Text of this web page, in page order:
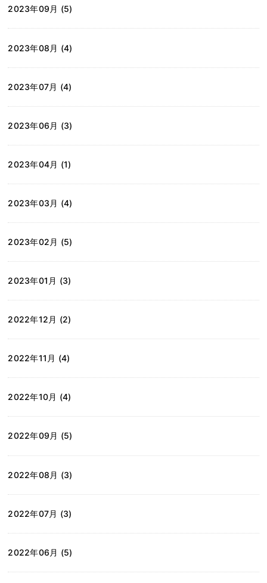
2023年09月 (5)
2023年08月 (4)
2023年07月 (4)
2023年06月 (3)
2023年04月 (1)
2023年03月 (4)
2023年02月 (5)
2023年01月 (3)
2022年12月 (2)
2022年11月 (4)
2022年10月 (4)
2022年09月 (5)
2022年08月 (3)
2022年07月 (3)
2022年06月 (5)